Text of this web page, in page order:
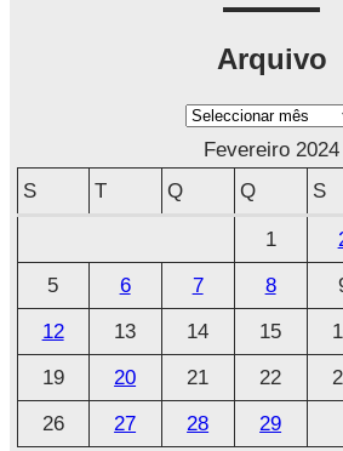
Arquivo
A
v
o
Fevereiro 2024
S
T Q Q S
1
5
6 7 8
12
13 14 15
19
20 21 22
26
27 28
29